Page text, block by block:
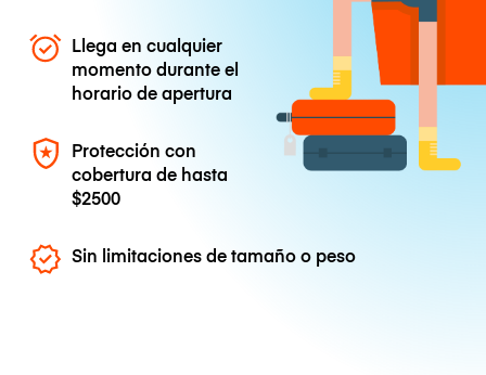
Llega en cualquier
momento durante el
horario de apertura
Protección con
cobertura de hasta
$2500
Sin limitaciones de tamaño o peso